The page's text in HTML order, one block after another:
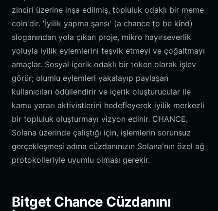
zinciri üzerine inşa edilmiş, topluluk odaklı bir meme
coin'dir. 'İyilik yapma şansı' (a chance to be kind)
sloganından yola çıkan proje, mikro hayırseverlik
yoluyla iyilik eylemlerini teşvik etmeyi ve çoğaltmayı
amaçlar. Sosyal içerik odaklı bir token olarak işlev
görür; olumlu eylemleri yakalayıp paylaşan
kullanıcıları ödüllendirir ve içerik oluşturucular ile
kamu yararı aktivistlerini hedefleyerek iyilik merkezli
bir topluluk oluşturmayı vizyon edinir. CHANCE,
Solana üzerinde çalıştığı için, işlemlerin sorunsuz
gerçekleşmesi adına cüzdanınızın Solana'nın özel ağ
protokolleriyle uyumlu olması gerekir.
Bitget Chance Cüzdanını